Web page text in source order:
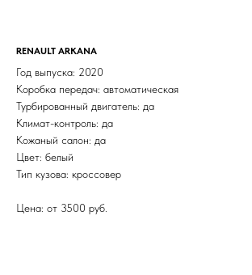
RENAULT ARKANA
Год выпуска: 2020
Коробка передач: автоматическая
Турбированный двигатель: да
Климат-контроль: да
Кожаный салон: да
Цвет: белый
Тип кузова: кроссовер
Цена: от 3500 руб.